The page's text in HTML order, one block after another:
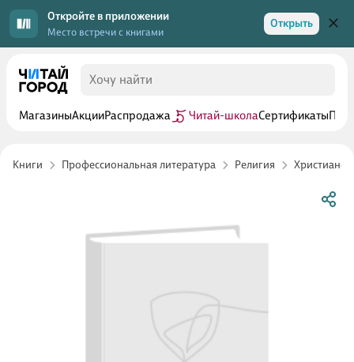
Откройте в приложении
Место встречи с книгами
Открыть
МагазиныАкцииРаспродажа Читай-школаСертификаты
Книги Профессиональная литература Религия